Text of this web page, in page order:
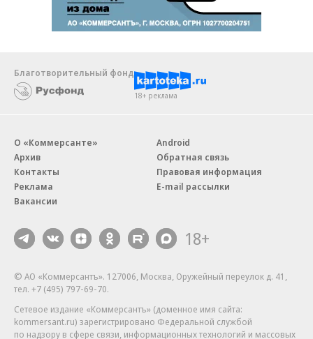
Благотворительный фонд
18+ реклама
О «Коммерсанте»
Архив
Контакты
Реклама
Вакансии
Android
Обратная связь
Правовая информация
E-mail рассылки
18+
© АО «Коммерсантъ». 127006, Москва, Оружейный переулок д. 41,
тел. +7 (495) 797-69-70.
Сетевое издание «Коммерсантъ» (доменное имя сайта:
kommersant.ru) зарегистрировано Федеральной службой
по надзору в сфере связи, информационных технологий и массовых